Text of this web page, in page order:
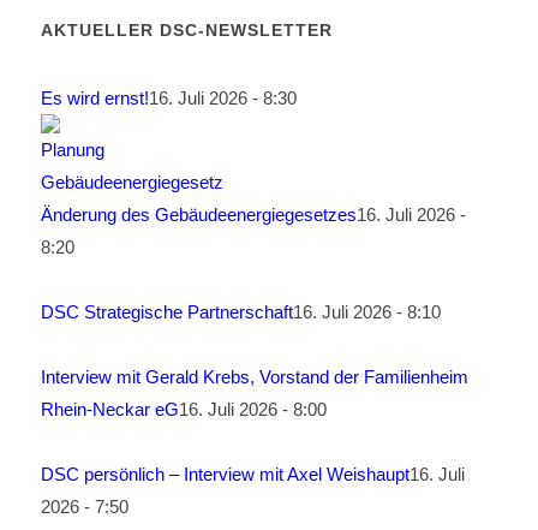
AKTUELLER DSC-NEWSLETTER
Es wird ernst!16. Juli 2026 - 8:30
Änderung des Gebäudeenergiegesetzes16. Juli 2026 -
8:20
DSC Strategische Partnerschaft16. Juli 2026 - 8:10
Interview mit Gerald Krebs, Vorstand der Familienheim
Rhein-Neckar eG16. Juli 2026 - 8:00
DSC persönlich – Interview mit Axel Weishaupt16. Juli
2026 - 7:50